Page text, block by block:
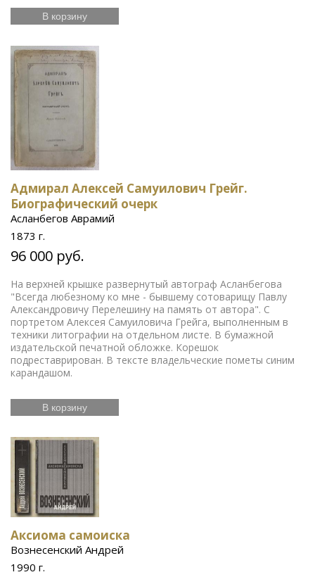
В корзину
Адмирал Алексей Самуилович Грейг.
Биографический очерк
Асланбегов Аврамий
1873 г.
96 000 руб.
На верхней крышке развернутый автограф Асланбегова
"Всегда любезному ко мне - бывшему сотоварищу Павлу
Александровичу Перелешину на память от автора". С
портретом Алексея Самуиловича Грейга, выполненным в
техники литографии на отдельном листе. В бумажной
издательской печатной обложке. Корешок
подреставрирован. В тексте владельческие пометы синим
карандашом.
В корзину
Аксиома самоиска
Вознесенский Андрей
1990 г.